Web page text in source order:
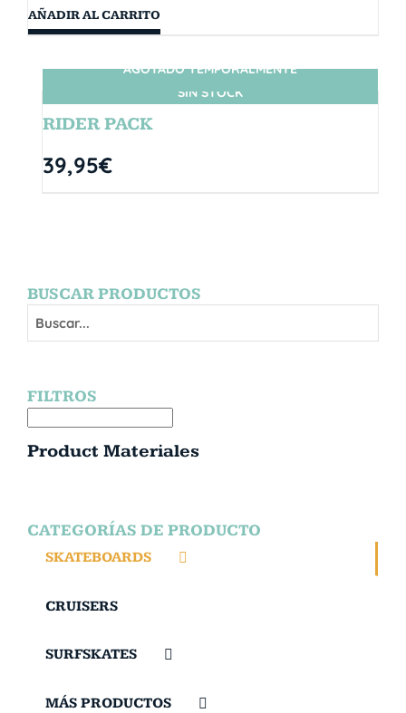
AÑADIR AL CARRITO
SIN STOCK
AGOTADO TEMPORALMENTE
RIDER PACK
39,95€
BUSCAR PRODUCTOS
FILTROS
Product Materiales
CATEGORÍAS DE PRODUCTO
SKATEBOARDS
CRUISERS
SURFSKATES
MÁS PRODUCTOS